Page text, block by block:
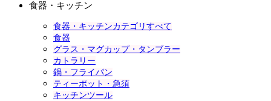
食器・キッチン
食器・キッチンカテゴリすべて
食器
グラス・マグカップ・タンブラー
カトラリー
鍋・フライパン
ティーポット・急須
キッチンツール